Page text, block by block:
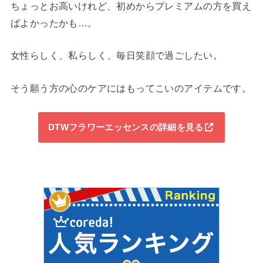
ちょっとお高いけれど、初めからプレミアムの方を買え
ばよかったかも…。
女性らしく、私らしく、毎日笑顔で過ごしたい。
そう願う方の心のケアにはもってこいのアイテムです。
DTWフラワーエッセンスの詳細を見る